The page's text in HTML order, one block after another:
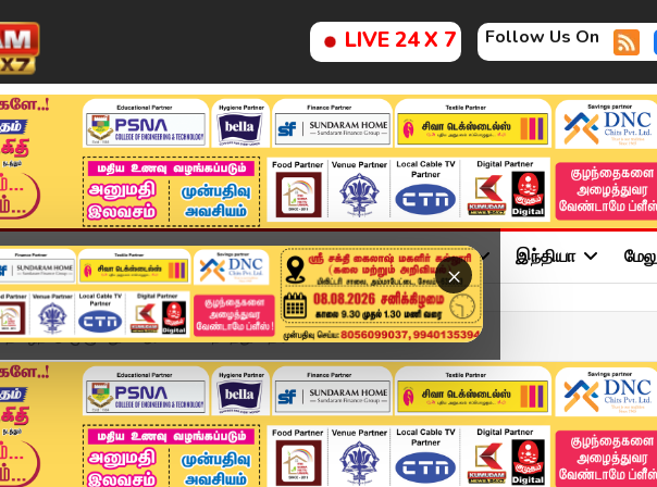
LIVE 24 X 7 Follow Us On
×
அண்மை தமிழ்நாடு சினிமா அரசியல் விளையாட்டு இந்தியா
தமிழ்நாடு முழுவதும் ஆர்ப்பாட்டம் நடத்தும் திராவ...